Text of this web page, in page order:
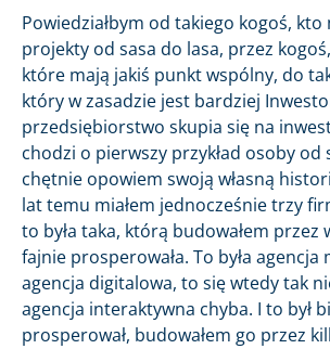
Powiedziałbym od takiego kogoś,
projekty od sasa do lasa, przez
które mają jakiś punkt wspólny, do
który w zasadzie jest bardziej
przedsiębiorstwo skupia się na
chodzi o pierwszy przykład osoby od
chętnie opowiem swoją własną
lat temu miałem jednocześnie trzy
to była taka, którą budowałem przez
fajnie prosperowała. To była
agencja digitalowa, to się wtedy tak
agencja interaktywna chyba. I to był
prosperował, budowałem go przez